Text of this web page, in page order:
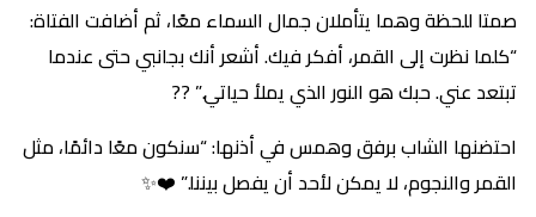
صمتا للحظة وهما يتأملان جمال السماء معًا، ثم أضافت الفتاة:
“كلما نظرت إلى القمر، أفكر فيك. أشعر أنك بجانبي حتى عندما
تبتعد عني. حبك هو النور الذي يملأ حياتي.” ??
احتضنها الشاب برفق وهمس في أذنها: “سنكون معًا دائمًا، مثل
القمر والنجوم، لا يمكن لأحد أن يفصل بيننا.” ❤️✨